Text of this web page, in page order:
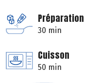
Préparation
30 min
Cuisson
50 min